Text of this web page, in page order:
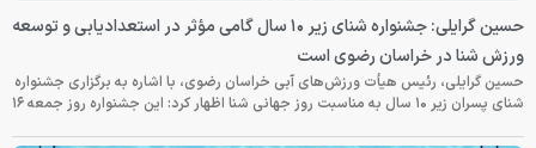
حسین گرایلی: جشنواره شنای زیر ۱۰ سال گامی مؤثر در استعدادیابی و توسعه
ورزش شنا در خراسان رضوی است
حسین گرایلی، رئیس هیأت ورزش‌های آبی خراسان رضوی، با اشاره به برگزاری جشنواره
شنای پسران زیر ۱۰ سال به مناسبت روز جهانی شنا اظهار کرد: این جشنواره روز جمعه‌ ۱۶